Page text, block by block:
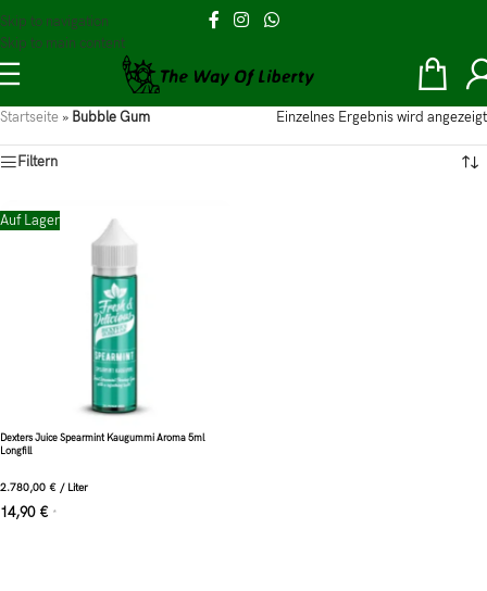
Skip to navigation
Skip to main content
Startseite » Bubble Gum Einzelnes Ergebnis wird angezeigt
Filtern
Auf Lager
Dexters Juice Spearmint Kaugummi Aroma 5ml
Longfill
2.780,00 € / Liter
14,90 € *